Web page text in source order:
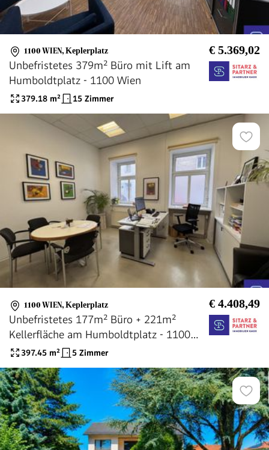
1100 WIEN, Keplerplatz € 5.369,02
Unbefristetes 379m² Büro mit Lift am
Humboldtplatz - 1100 Wien
379.18 m² 15 Zimmer
1100 WIEN, Keplerplatz € 4.408,49
Unbefristetes 177m² Büro + 221m²
Kellerfläche am Humboldtplatz - 1100
Wien397.45 m² 5 Zimmer